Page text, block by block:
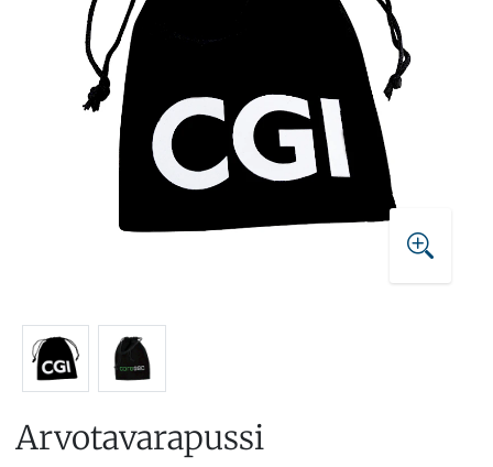
Arvotavarapussi